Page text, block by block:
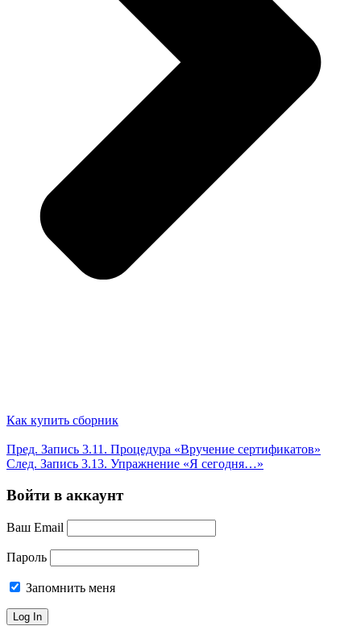
Как купить сборник
Пред. Запись 3.11. Процедура «Вручение сертификатов»
След. Запись 3.13. Упражнение «Я сегодня…»
Войти в аккаунт
Ваш Email
Пароль
Запомнить меня